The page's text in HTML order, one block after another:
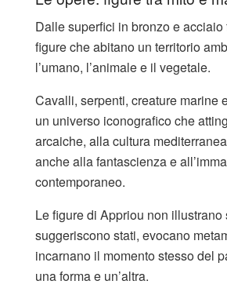
Dalle superfici in bronzo e
figure che abitano un territorio
l’umano, l’animale e il vegetale.
Cavalli, serpenti, creature marine
un universo iconografico che
arcaiche, alla cultura
anche alla fantascienza e
contemporaneo.
Le figure di Appriou non illustrano
suggeriscono stati, evocano
incarnano il momento stesso del
una forma e un’altra.